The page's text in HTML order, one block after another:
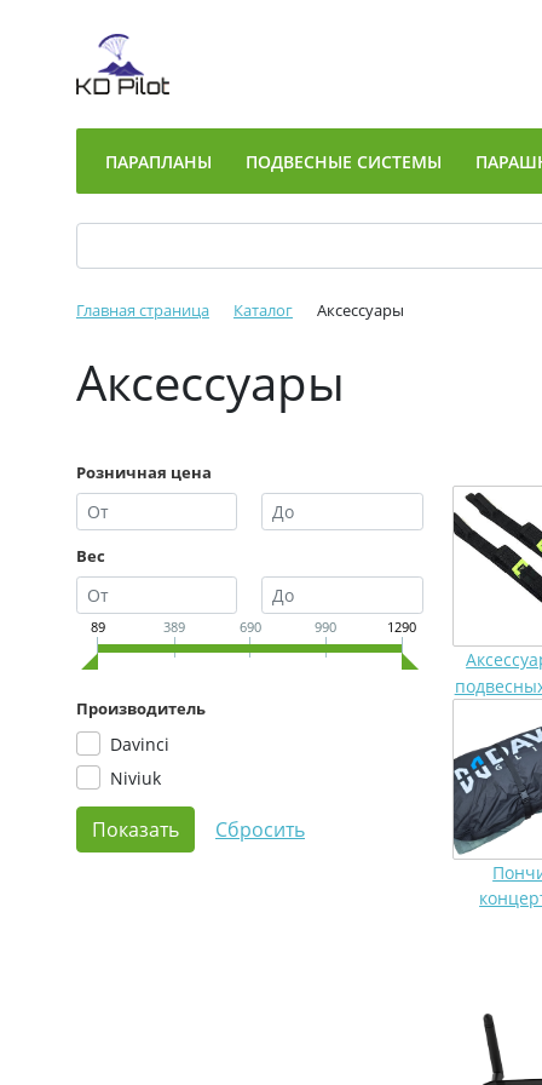
ПАРАПЛАНЫ ПОДВЕСНЫЕ СИСТЕМЫ
Главная страница Каталог Аксессуары
Аксессуары
Розничная цена
Вес
89 389 690 990 1290
Производитель
Davinci
Niviuk